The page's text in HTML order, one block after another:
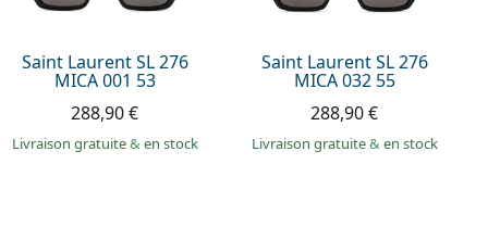
Saint Laurent SL 276
MICA 001 53
288,90 €
Livraison gratuite& en stock
Saint Laurent SL 276
MICA 032 55
288,90 €
Livraison gratuite& en stock